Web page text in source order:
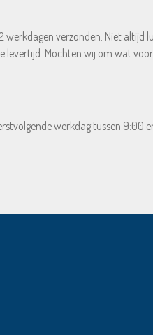
verzonden. Niet
Mochten wij om wat
werkdag tussen